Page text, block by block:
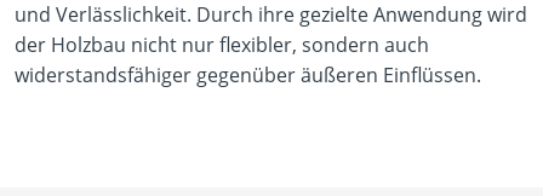
und Verlässlichkeit. Durch ihre gezielte Anwendung wird
der Holzbau nicht nur flexibler, sondern auch
widerstandsfähiger gegenüber äußeren Einflüssen.